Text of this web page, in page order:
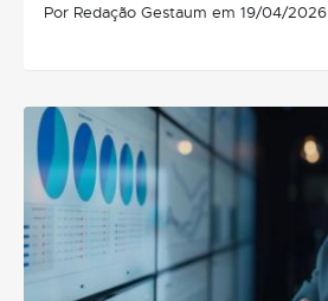
Por Redação Gestaum em 19/04/2026